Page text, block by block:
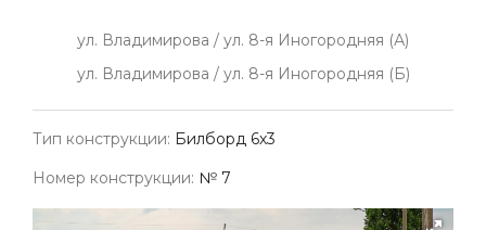
ул. Владимирова / ул. 8-я Иногородняя (А)
ул. Владимирова / ул. 8-я Иногородняя (Б)
Тип конструкции: Билборд 6х3
Номер конструкции: № 7